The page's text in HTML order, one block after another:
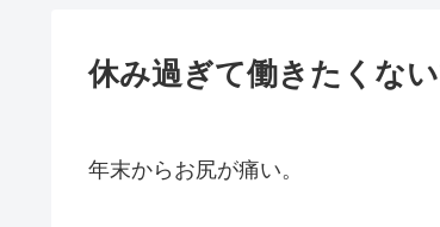
休み過ぎて働きたくな
年末からお尻が痛い。